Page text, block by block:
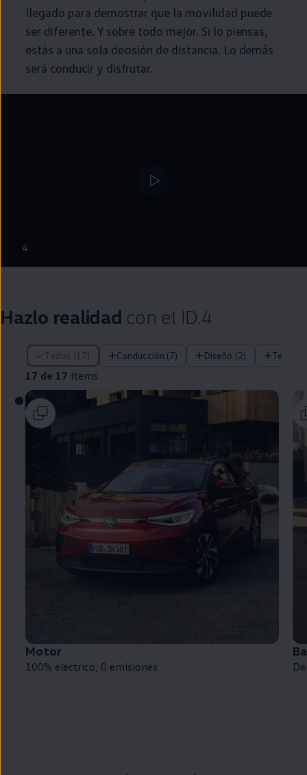
llegado para demostrar que la movilidad puede
ser diferente. Y sobre todo mejor. Si lo piensas,
estás a una sola decisión de distancia. Lo demás
será conducir y disfrutar.
4
Hazlo realidad con el ID.4
Todos (17) Conducción (7) Diseño (2)
17 de 17 ítems
17 de 17 ítems
Motor
100% eléctrico , 0 emisiones